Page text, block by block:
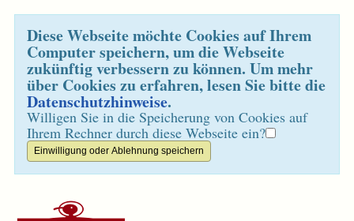
Diese Webseite möchte Cookies auf Ihrem
Computer speichern, um die Webseite
zukünftig verbessern zu können. Um mehr
über Cookies zu erfahren, lesen Sie bitte die
Datenschutzhinweise.
Willigen Sie in die Speicherung von Cookies auf
Ihrem Rechner durch diese Webseite ein?